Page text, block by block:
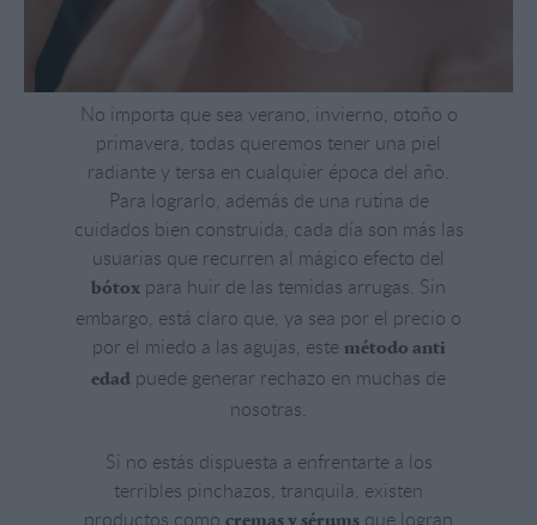
No importa que sea verano, invierno, otoño o
primavera, todas queremos tener una piel
radiante y tersa en cualquier época del año.
Para lograrlo, además de una rutina de
cuidados bien construida, cada día son más las
usuarias que recurren al mágico efecto del
bótox para huir de las temidas arrugas. Sin
embargo, está claro que, ya sea por el precio o
por el miedo a las agujas, este método anti
edad puede generar rechazo en muchas de
nosotras.
Si no estás dispuesta a enfrentarte a los
terribles pinchazos, tranquila, existen
productos como cremas y sérums que logran